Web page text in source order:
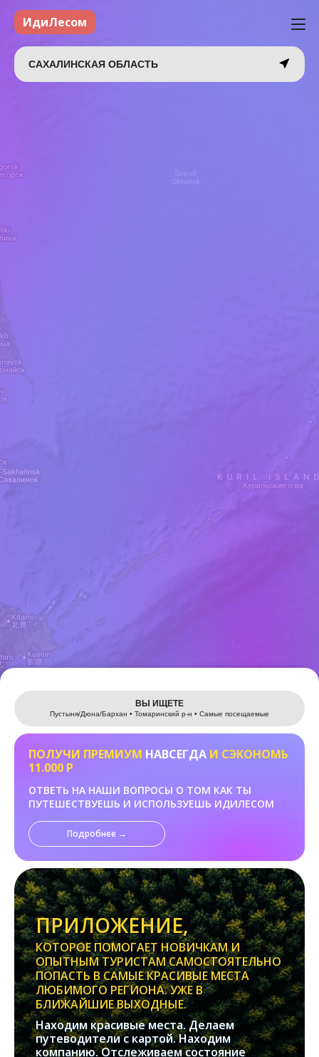
Leaflet
ИдиЛесом
САХАЛИНСКАЯ ОБЛАСТЬ
ВЫ ИЩЕТЕ
Пустыня/Дюна/Бархан • Томаринский р-н • Самые посещаемые
ПОЛУЧИ ПРЕМИУМ НАВСЕГДА И СЭКОНОМЬ
11.000 Р
ОТВЕТЬ НА НАШИ ВОПРОСЫ О ТОМ КАК ТЫ
ПУТЕШЕСТВУЕШЬ И ИСПОЛЬЗУЕШЬ ИДИЛЕСОМ
Подробнее →
ПРИЛОЖЕНИЕ,
КОТОРОЕ ПОМОГАЕТ НОВИЧКАМ И
ОПЫТНЫМ ТУРИСТАМ САМОСТОЯТЕЛЬНО
ПОПАСТЬ В САМЫЕ КРАСИВЫЕ МЕСТА
ЛЮБИМОГО РЕГИОНА. УЖЕ В
БЛИЖАЙШИЕ ВЫХОДНЫЕ.
Находим красивые места. Делаем
путеводители с картой. Находим
компанию. Отслеживаем состояние